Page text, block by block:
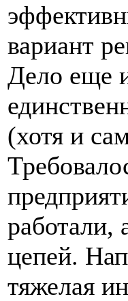
вариант
Дело еще
(хотя и
работали,
цепей.
тяжелая